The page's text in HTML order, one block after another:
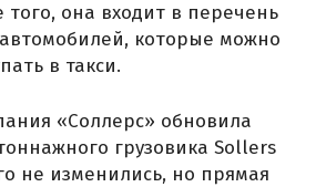
того, она входит в перечень
которые можно
в такси.
«Соллерс» обновила
грузовика Sollers
не изменились, но прямая